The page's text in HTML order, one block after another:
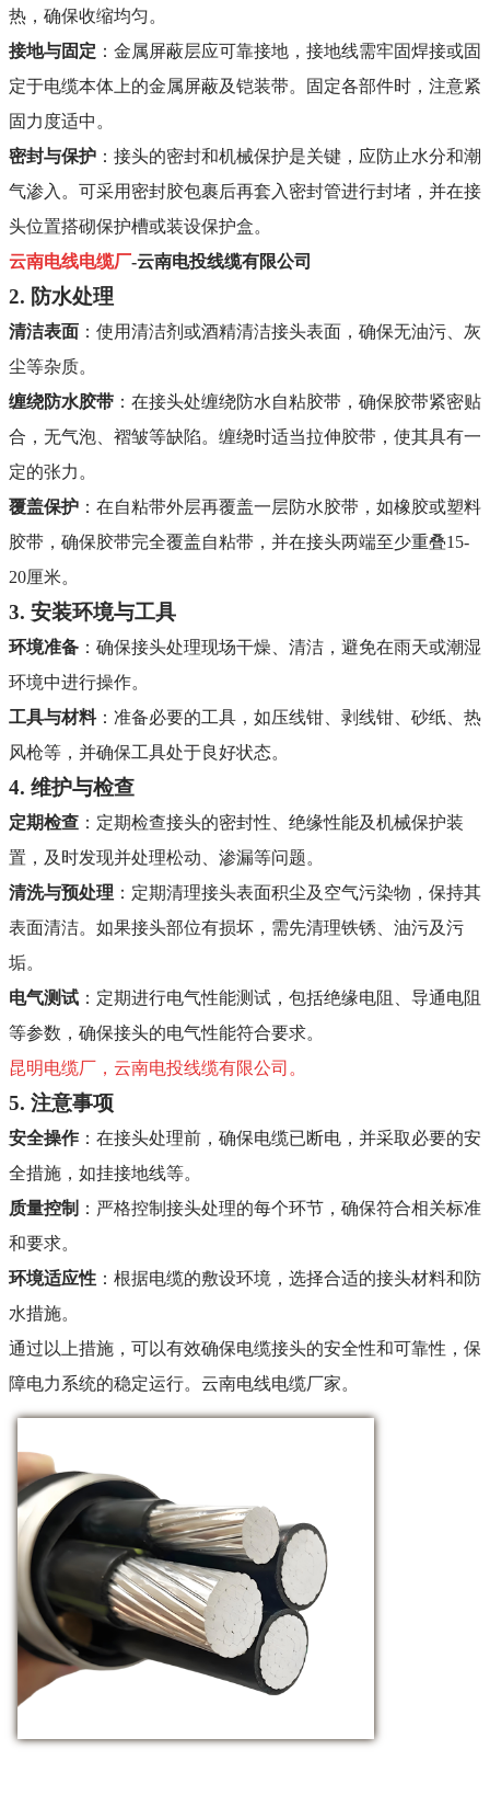
热，确保收缩均匀。
接地与固定 ：金属屏蔽层应可靠接地，接地线需牢固焊接或固
定于电缆本体上的金属屏蔽及铠装带。固定各部件时，注意紧
固力度适中 。
密封与保护 ：接头的密封和机械保护是关键，应防止水分和潮
气渗入。可采用密封胶包裹后再套入密封管进行封堵，并在接
头位置搭砌保护槽或装设保护盒。
云南电线电缆厂-云南电投线缆有限公司
2. 防水处理
清洁表面 ：使用清洁剂或酒精清洁接头表面，确保无油污、灰
尘等杂质。
缠绕防水胶带 ：在接头处缠绕防水自粘胶带，确保胶带紧密贴
合，无气泡、褶皱等缺陷。缠绕时适当拉伸胶带，使其具有一
定的张力 。
覆盖保护 ：在自粘带外层再覆盖一层防水胶带，如橡胶或塑料
胶带，确保胶带完全覆盖自粘带，并在接头两端至少重叠15-
20厘米。
3. 安装环境与工具
环境准备 ：确保接头处理现场干燥、清洁，避免在雨天或潮湿
环境中进行操作。
工具与材料：准备必要的工具，如压线钳、剥线钳、砂纸、热
风枪等，并确保工具处于良好状态。
4. 维护与检查
定期检查 ：定期检查接头的密封性、绝缘性能及机械保护装
置，及时发现并处理松动、渗漏等问题。
清洗与预处理 ：定期清理接头表面积尘及空气污染物，保持其
表面清洁。如果接头部位有损坏，需先清理铁锈、油污及污
垢。
电气测试 ：定期进行电气性能测试，包括绝缘电阻、导通电阻
等参数，确保接头的电气性能符合要求。
昆明电缆厂，云南电投线缆有限公司。
5. 注意事项
安全操作：在接头处理前，确保电缆已断电，并采取必要的安
全措施，如挂接地线等。
质量控制 ：严格控制接头处理的每个环节，确保符合相关标准
和要求。
环境适应性 ：根据电缆的敷设环境，选择合适的接头材料和防
水措施。
通过以上措施，可以有效确保电缆接头的安全性和可靠性，保
障电力系统的稳定运行。云南电线电缆厂家。